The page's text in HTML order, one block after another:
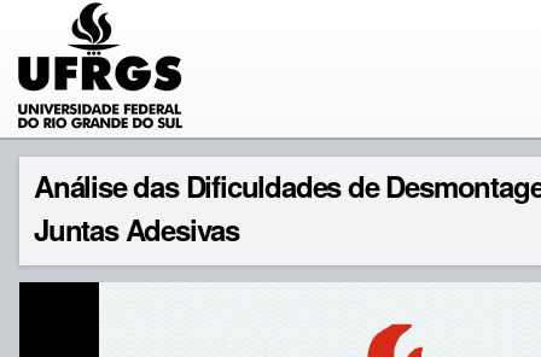
Análise das Dificuldades de
Juntas Adesivas